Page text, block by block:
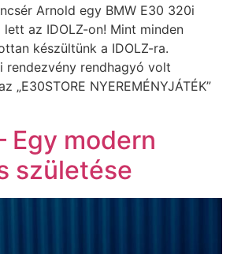
Arnold egy BMW E30 320i
az IDOLZ-on! Mint minden
készültünk a IDOLZ-ra.
rendezvény rendhagyó volt
„E30STORE NYEREMÉNYJÁTÉK”
Egy modern
születése